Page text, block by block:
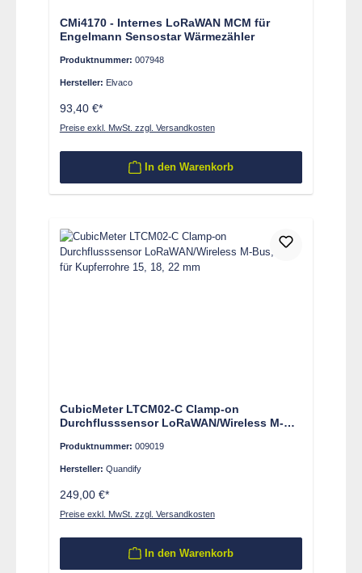
CMi4170 - Internes LoRaWAN MCM für
Engelmann Sensostar Wärmezähler
Produktnummer: 007948
Hersteller: Elvaco
93,40 €*
Preise exkl. MwSt. zzgl. Versandkosten
In den Warenkorb
CubicMeter LTCM02-C Clamp-on
Durchflusssensor LoRaWAN/Wireless M-
Produktnummer: 009019
Hersteller: Quandify
249,00 €*
Preise exkl. MwSt. zzgl. Versandkosten
In den Warenkorb